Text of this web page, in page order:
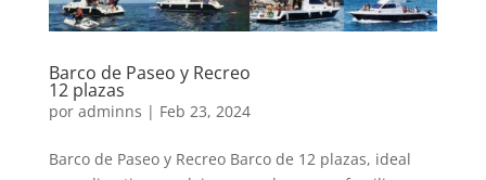
Barco de Paseo y Recreo
12 plazas
por adminns | Feb 23, 2024
Barco de Paseo y Recreo Barco de 12 plazas, ideal